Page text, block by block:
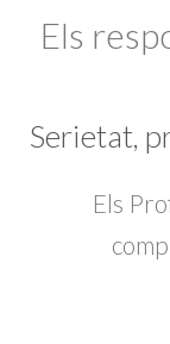
Els
Serietat,
Els